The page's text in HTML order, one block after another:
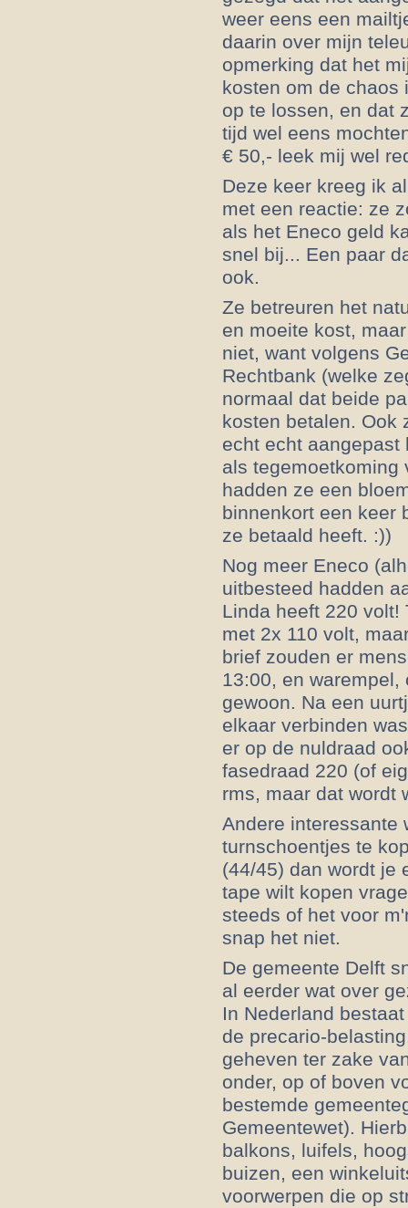
weer eens een
daarin over mijn
opmerking dat het
kosten om de chaos
op te lossen, en dat
tijd wel eens
€ 50,- leek mij wel
Deze keer kreeg ik
met een reactie: ze
als het Eneco geld
snel bij... Een paar
ook.
Ze betreuren het
en moeite kost,
niet, want volgens
Rechtbank (welke
normaal dat beide
kosten betalen. Ook
echt echt aangepast
als tegemoetkoming
hadden ze een
binnenkort een keer
ze betaald heeft. :))
Nog meer Eneco
uitbesteed hadden
Linda heeft 220 volt!
met 2x 110 volt,
brief zouden er
13:00, en
gewoon. Na een
elkaar verbinden
er op de nuldraad
fasedraad 220 (of
rms, maar dat wordt
Andere interessante
turnschoentjes te
(44/45) dan wordt je
tape wilt kopen
steeds of het voor
snap het niet.
De gemeente Delft
al eerder wat over
In Nederland
de precario-
geheven ter zake
onder, op of boven
bestemde
Gemeentewet).
balkons, luifels,
buizen, een
voorwerpen die op